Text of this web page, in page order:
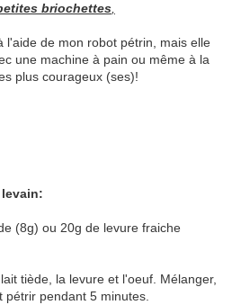
briochettes
l'aide de mon robot pétrin, mais elle
une machine à pain ou même à la
plus courageux (ses)!
(8g) ou 20g de levure fraiche
tiède, la levure et l'oeuf. Mélanger,
pendant 5 minutes.